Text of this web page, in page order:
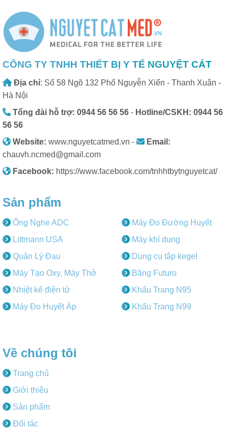
CÔNG TY TNHH THIẾT BỊ Y TẾ NGUYỆT CÁT
Địa chỉ: Số 58 Ngõ 132 Phố Nguyễn Xiển - Thanh Xuân -
Hà Nội
Tổng đài hỗ trợ: 0944 56 56 56 - Hotline/CSKH: 0944 56
56 56
Website: www.nguyetcatmed.vn -
Email:
chauvh.ncmed@gmail.com
Facebook: https://www.facebook.com/tnhhtbytnguyetcat/
Sản phẩm
Ống Nghe ADC
Littmann USA
Quản Lý Đau
Máy Tạo Oxy, Máy Thở
Nhiệt kế điện tử
Máy Đo Huyết Áp
Máy Đo Đường Huyết
Máy khí dung
Dụng cụ tập kegel
Băng Futuro
Khẩu Trang N95
Khẩu Trang N99
Về chúng tôi
Trang chủ
Giới thiệu
Sản phẩm
Đối tác